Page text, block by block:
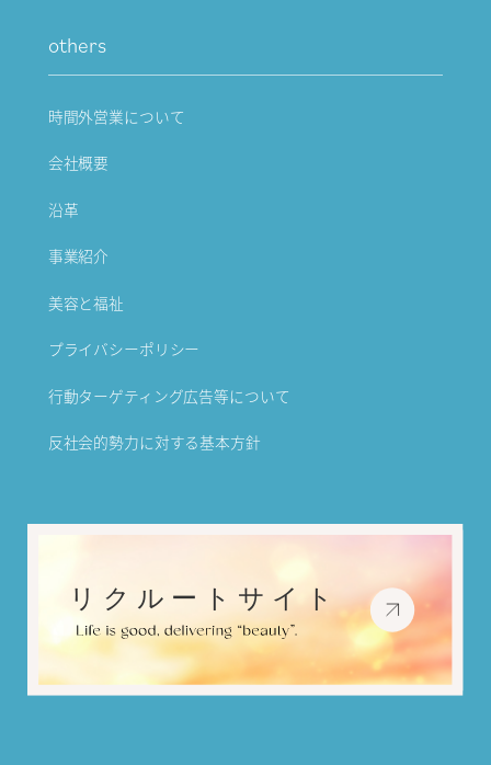
others
時間外営業について
会社概要
沿革
事業紹介
美容と福祉
プライバシーポリシー
行動ターゲティング広告等について
反社会的勢力に対する基本方針